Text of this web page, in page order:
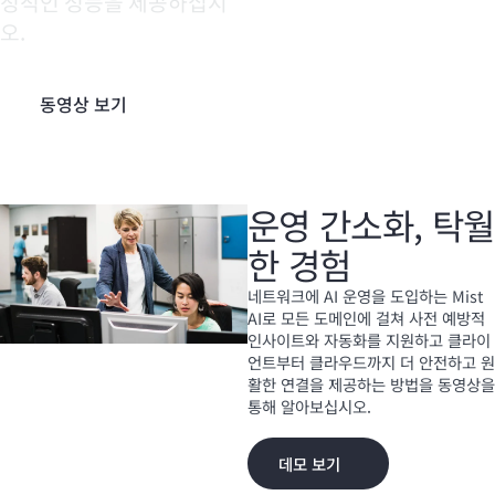
오.
동영상 보기
운영 간소화, 탁월
한 경험
네트워크에 AI 운영을 도입하는 Mist
AI로 모든 도메인에 걸쳐 사전 예방적
인사이트와 자동화를 지원하고 클라이
언트부터 클라우드까지 더 안전하고 원
활한 연결을 제공하는 방법을 동영상을
통해 알아보십시오.
데모 보기